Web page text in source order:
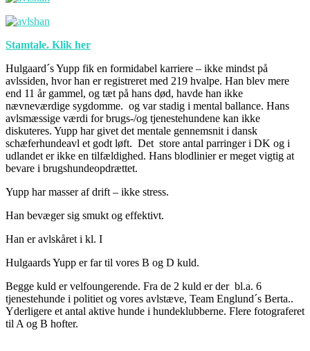
Stamtale. Klik her
Hulgaard´s Yupp fik en formidabel karriere – ikke mindst på
avlssiden, hvor han er registreret med 219 hvalpe. Han blev mere
end 11 år gammel, og tæt på hans død, havde han ikke
nævneværdige sygdomme. og var stadig i mental ballance. Hans
avlsmæssige værdi for brugs-/og tjenestehundene kan ikke
diskuteres. Yupp har givet det mentale gennemsnit i dansk
schæferhundeavl et godt løft. Det store antal parringer i DK og i
udlandet er ikke en tilfældighed. Hans blodlinier er meget vigtig at
bevare i brugshundeopdrættet.
Yupp har masser af drift – ikke stress.
Han bevæger sig smukt og effektivt.
Han er avlskåret i kl. I
Hulgaards Yupp er far til vores B og D kuld.
Begge kuld er velfoungerende. Fra de 2 kuld er der bl.a. 6
tjenestehunde i politiet og vores avlstæve, Team Englund´s Berta..
Yderligere et antal aktive hunde i hundeklubberne. Flere fotograferet
til A og B hofter.